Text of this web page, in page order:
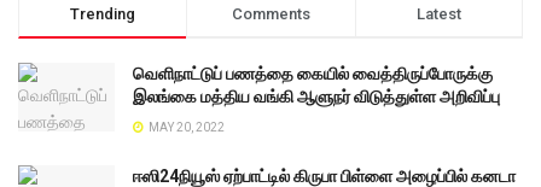
Trending Comments Latest
வெளிநாட்டுப் பணத்தை கையில் வைத்திருப்போருக்கு
இலங்கை மத்திய வங்கி ஆளுநர் விடுத்துள்ள அறிவிப்பு
MAY 20, 2022
ஈஸி24நியூஸ் ஏற்பாட்டில் கிருபா பிள்ளை அழைப்பில் கனடா